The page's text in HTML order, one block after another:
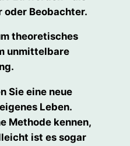
oder Beobachter.
theoretisches
unmittelbare
Sie eine neue
Leben.
Methode kennen,
ist es sogar